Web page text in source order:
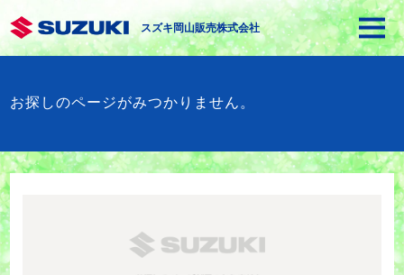
スズキ岡山販売株式会社
お探しのページがみつかりません。